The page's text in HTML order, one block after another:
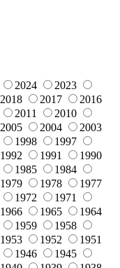
2024
2023
2018 2017
2016
2011
2010
2005 2004
2003
1998
1997
1992 1991
1990
1985
1984
1979 1978
1977
1972
1971
1966 1965
1964
1959
1958
1953 1952
1951
1946
1945